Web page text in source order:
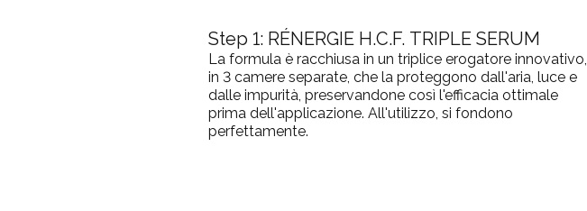
Step 1: RÉNERGIE H.C.F. TRIPLE SERUM
La formula è racchiusa in un triplice erogatore innovativo,
in 3 camere separate, che la proteggono dall'aria, luce e
dalle impurità, preservandone così l'efficacia ottimale
prima dell'applicazione. All'utilizzo, si fondono
perfettamente.